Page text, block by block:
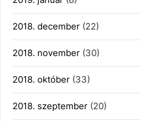
2018. december (22)
2018. november (30)
2018. október (33)
2018. szeptember (20)